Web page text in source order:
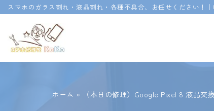
ン
スマホのガラス割れ・液晶割れ・各種不具合、お任せください！
ホーム » （本日の修理）Google Pixel 8 液晶交換